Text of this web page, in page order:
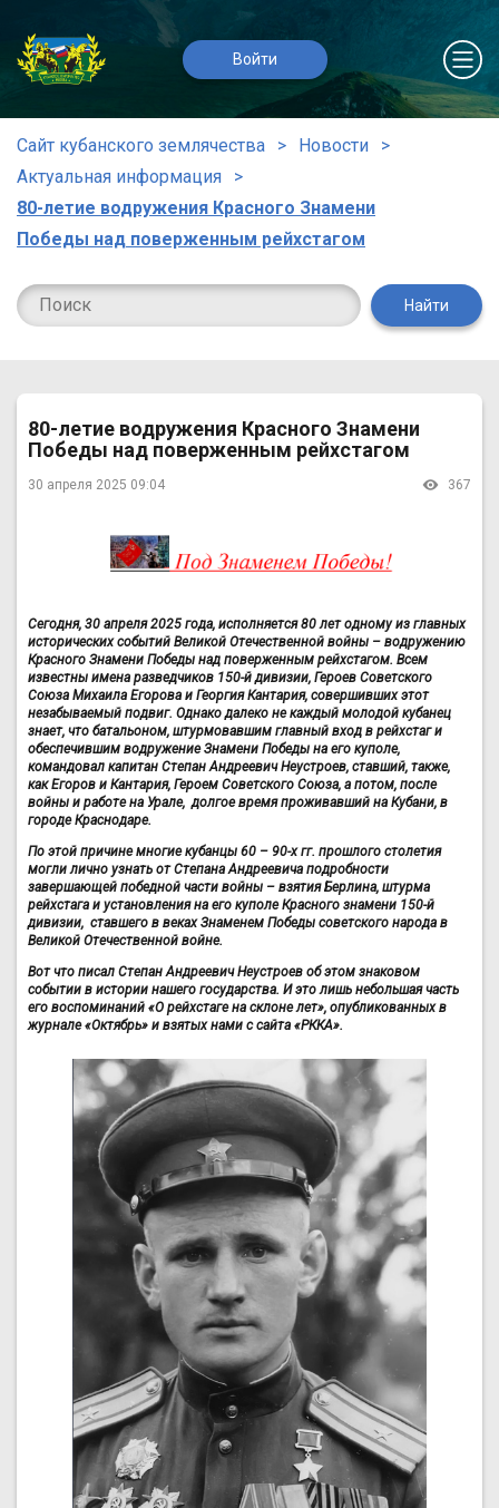
Войти
Сайт кубанского землячества
Новости
Актуальная информация
80-летие водружения Красного Знамени
Победы над поверженным рейхстагом
Найти
80-летие водружения Красного Знамени
Победы над поверженным рейхстагом
30 апреля 2025 09:04 367
Сегодня, 30 апреля 2025 года, исполняется 80 лет одному из главных
исторических событий Великой Отечественной войны – водружению
Красного Знамени Победы над поверженным рейхстагом. Всем
известны имена разведчиков 150-й дивизии, Героев Советского
Союза Михаила Егорова и Георгия Кантария, совершивших этот
незабываемый подвиг. Однако далеко не каждый молодой кубанец
знает, что батальоном, штурмовавшим главный вход в рейхстаг и
обеспечившим водружение Знамени Победы на его куполе,
командовал капитан Степан Андреевич Неустроев, ставший, также,
как Егоров и Кантария, Героем Советского Союза, а потом, после
войны и работе на Урале, долгое время проживавший на Кубани, в
городе Краснодаре.
По этой причине многие кубанцы 60 – 90-х гг. прошлого столетия
могли лично узнать от Степана Андреевича подробности
завершающей победной части войны – взятия Берлина, штурма
рейхстага и установления на его куполе Красного знамени 150-й
дивизии, ставшего в веках Знаменем Победы советского народа в
Великой Отечественной войне.
Вот что писал Степан Андреевич Неустроев об этом знаковом
событии в истории нашего государства. И это лишь небольшая часть
его воспоминаний «О рейхстаге на склоне лет», опубликованных в
журнале «Октябрь» и взятых нами с сайта «РККА».